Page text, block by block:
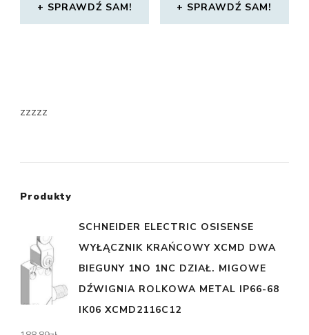
SPRAWDŹ SAM! SPRAWDŹ SAM!
zzzzz
Produkty
SCHNEIDER ELECTRIC OSISENSE
WYŁĄCZNIK KRAŃCOWY XCMD DWA
BIEGUNY 1NO 1NC DZIAŁ. MIGOWE
DŹWIGNIA ROLKOWA METAL IP66-68
IK06 XCMD2116C12